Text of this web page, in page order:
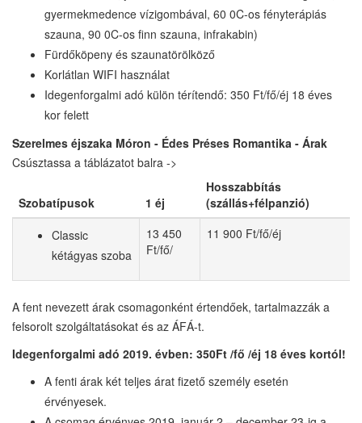
gyermekmedence vízigombával, 60 0C-os fényterápiás
szauna, 90 0C-os finn szauna, infrakabin)
Fürdőköpeny és szaunatörölköző
Korlátlan WIFI használat
Idegenforgalmi adó külön térítendő: 350 Ft/fő/éj 18 éves
kor felett
Szerelmes éjszaka Móron - Édes Préses Romantika - Árak
Csúsztassa a táblázatot balra ->
Szobatípusok 1 éj
Hosszabbítás
(szállás+félpanzió)
Classic
kétágyas szoba
13 450
Ft/fő/
11 900 Ft/fő/éj
A fent nevezett árak csomagonként értendőek, tartalmazzák a
felsorolt szolgáltatásokat és az ÁFÁ-t.
Idegenforgalmi adó 2019. évben: 350Ft /fő /éj 18 éves kortól!
A fenti árak két teljes árat fizető személy esetén
érvényesek.